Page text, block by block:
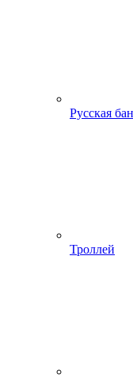
Русская
Троллей